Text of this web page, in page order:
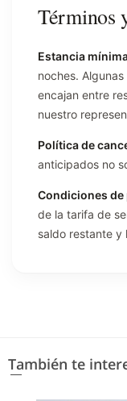
Términos
Estancia
noches.
encajan entre
nuestro
Política de
anticipados no
Condiciones de
de la tarifa de
saldo restante y
También te